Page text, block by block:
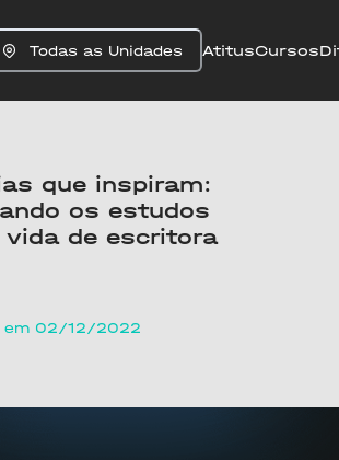
Todas as Unidades AtitusCursos
que inspiram:
os estudos
vida de escritora
em 02/12/2022